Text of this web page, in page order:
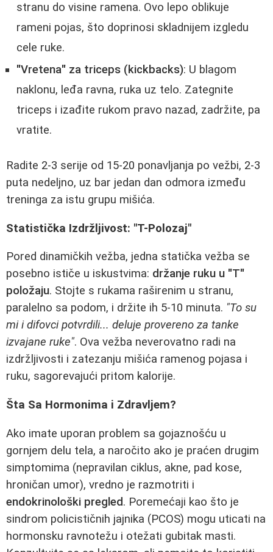
stranu do visine ramena. Ovo lepo oblikuje
rameni pojas, što doprinosi skladnijem izgledu
cele ruke.
"Vretena" za triceps (kickbacks): U blagom
naklonu, leđa ravna, ruka uz telo. Zategnite
triceps i izađite rukom pravo nazad, zadržite, pa
vratite.
Radite 2-3 serije od 15-20 ponavljanja po vežbi, 2-3
puta nedeljno, uz bar jedan dan odmora između
treninga za istu grupu mišića.
Statistička Izdržljivost: "T-Polozaj"
Pored dinamičkih vežba, jedna statička vežba se
posebno ističe u iskustvima: držanje ruku u "T"
položaju. Stojte s rukama raširenim u stranu,
paralelno sa podom, i držite ih 5-10 minuta. "To su
mi i difovci potvrdili... deluje provereno za tanke
izvajane ruke". Ova vežba neverovatno radi na
izdržljivosti i zatezanju mišića ramenog pojasa i
ruku, sagorevajući pritom kalorije.
Šta Sa Hormonima i Zdravljem?
Ako imate uporan problem sa gojaznošću u
gornjem delu tela, a naročito ako je praćen drugim
simptomima (nepravilan ciklus, akne, pad kose,
hroničan umor), vredno je razmotriti i
endokrinološki pregled. Poremećaji kao što je
sindrom policističnih jajnika (PCOS) mogu uticati na
hormonsku ravnotežu i otežati gubitak masti.